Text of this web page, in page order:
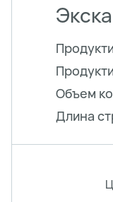
Объем
Длина